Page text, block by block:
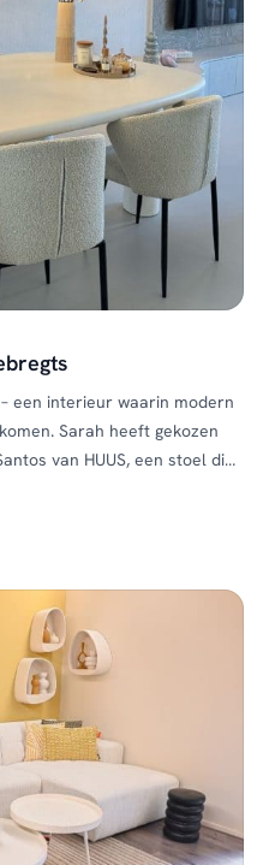
een interieur waarin modern
Sarah heeft gekozen
van HUUS, een stoel die
bekleding tilt de Santos